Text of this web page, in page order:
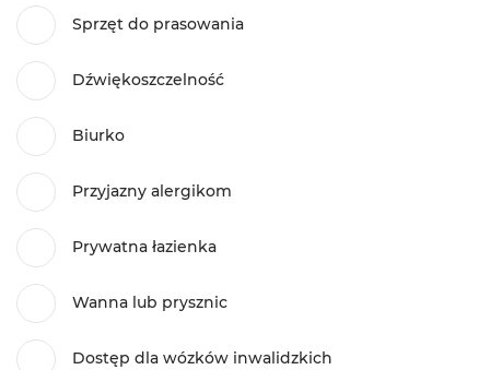
Sprzęt do prasowania
Dźwiękoszczelność
Biurko
Przyjazny alergikom
Prywatna łazienka
Wanna lub prysznic
Dostęp dla wózków inwalidzkich